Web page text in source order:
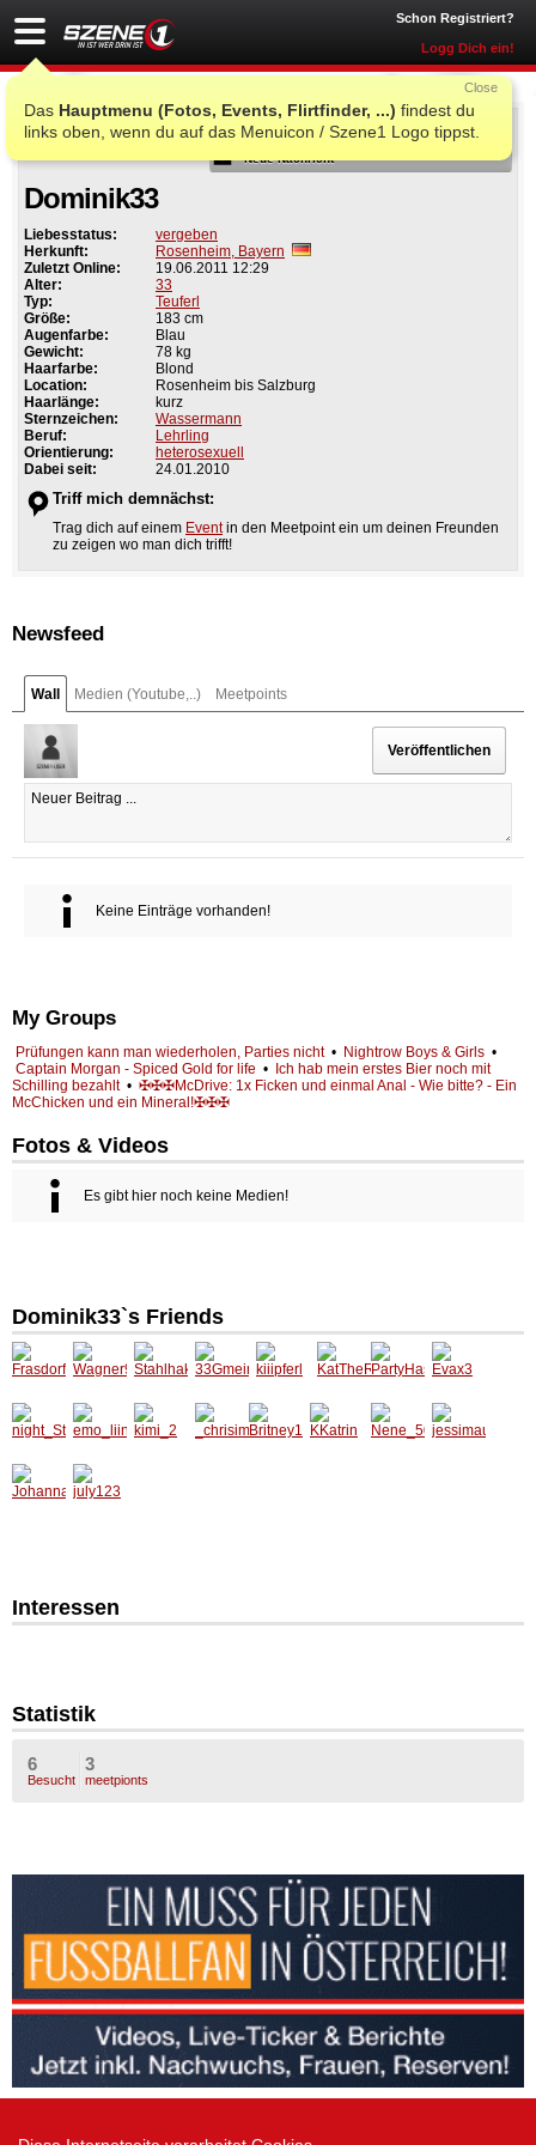
Schon Registriert?
Logg Dich ein!
Das Hauptmenu (Fotos, Events, Flirtfinder, ...) findest du
links oben, wenn du auf das Menuicon / Szene1 Logo tippst.
Close
Als Freund
Neue Nachricht
Dominik33
Liebesstatus:
vergeben
Herkunft:
Rosenheim, Bayern
Zuletzt Online:
19.06.2011 12:29
Alter:
33
Typ:
Teuferl
Größe:
183 cm
Augenfarbe:
Blau
Gewicht:
78 kg
Haarfarbe:
Blond
Location:
Rosenheim bis Salzburg
Haarlänge:
kurz
Sternzeichen:
Wassermann
Beruf:
Lehrling
Orientierung:
heterosexuell
Dabei seit:
24.01.2010
Triff mich demnächst:
Trag dich auf einem Eventin den Meetpoint ein um deinen Freunden
zu zeigen wo man dich trifft!
Newsfeed
Wall Medien (Youtube,..) Meetpoints
Keine Einträge vorhanden!
My Groups
Prüfungen kann man wiederholen, Parties nicht • Nightrow Boys & Girls •
Captain Morgan - Spiced Gold for life •
Ich hab mein erstes Bier noch mit
Schilling bezahlt • ✠✠✠McDrive: 1x Ficken und einmal Anal - Wie bitte? - Ein
McChicken und ein Mineral!✠✠✠
Fotos & Videos
Es gibt hier noch keine Medien!
Dominik33`s Friends
Interessen
Statistik
6
Besucht
3
meetpionts